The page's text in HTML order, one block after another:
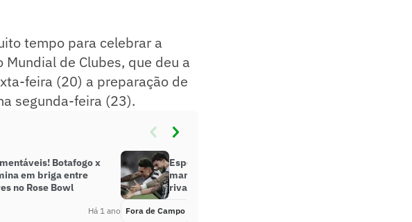
tempo para celebrar a
Mundial de Clubes, que deu a
feira (20) a preparação de
segunda-feira (23).
Botafogo x
em briga entre
no Rose Bowl
Há 1 ano
Esposa de jogador do Botafogo
manda recado para torcedores
rivais: ‘Humilhados’
Fora de Campo